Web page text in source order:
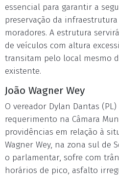
essencial para garantir a
preservação da
moradores. A estrutura
de veículos com altura
transitam pelo local mesmo
existente.
João Wagner Wey
O vereador Dylan Dantas
requerimento na Câmara
providências em relação à
Wagner Wey, na zona sul de
o parlamentar, sofre com
horários de pico, asfalto